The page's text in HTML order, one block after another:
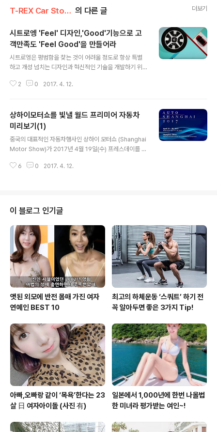
T-REX Car Story/Car 분석 톡톡 의 다른 글 더보기
시트로엥 'Feel' 디자인,'Good'기능으로 고
객만족도 'Feel Good'을 만들어라
시트로엥은 평범함을 찾는 것이 어려울 정도로 항상 특별
하고 개성 넘치는 디자인과 혁신적인 기술을 개발하기 위
e)'를 브랜드 슬로건으로 삼고 새로움을 추구하고 있지만,
의 인기모델을 보유하며 전세계 소비자에게 사랑을 받고
있다. 2015년 글로벌에서는 DS라인이 프리미엄 브랜드
로 독립하며 시트로엥만의 개성과 기능이 강조되고 있다.
현재 국내에서는 시트로엥의 이름으로 출시되는 모델들은
7인승 미니밴으로 대표되는 그랜드 C4 피카소와 5인승 C
4 피카소, 세계 최초 기술과 독특한 익스테리어로 무장한
2 0 2017. 4. 12.
상하이모터쇼를 빛낼 월드 프리미어 자동차
미리보기(1)
중국의 대표적인 자동차행사인 상하이 모터쇼 (Shanghai
Motor Show)가 2017년 4월 19일(수) 프레스데이를 시
다. 상하이모터쇼는 중국의 양대 모터쇼로 베이징 모터쇼
와 Skoda 등의 브랜드 신차 공개하는 장으로 바뀌고 있습
니다. 또한, 중국 시장을 넘어 아시아시장 전체를 겨냥한 모
델들에 수십억 달러를 투자하는 브랜드들이 늘어남에 따
라, 최대 시장인 중국 자동차시장의 대표 모터쇼에서 공개
해 시장반응을 살피고 있습니다. 이와 함께 링크앤코(Lynk
& ..
6 0 2017. 4. 12.
이 블로그 인기글
앳된 외모에 반전 몸매 가진 여자
연예인 BEST 10
최고의 하체운동 ‘스쿼트’ 하기 전
꼭 알아두면 좋은 3가지 Tip!
아빠,오빠랑 같이 ‘목욕’한다는 23
살 日 여자아이돌 (사진 有)
일본에서 1,000년에 한번 나올법
한 미녀라 평가받는 여인~!